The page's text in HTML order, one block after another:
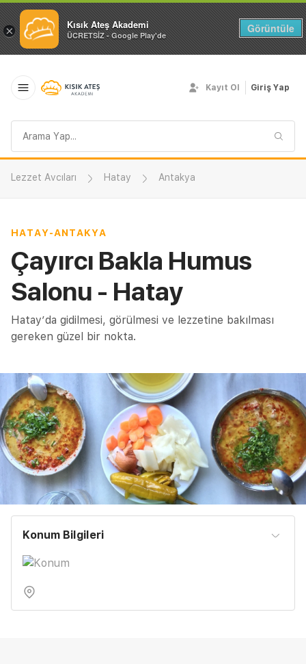
× Kısık Ateş Akademi
ÜCRETSİZ - Google Play'de
Görüntüle
sorgusu
Kayıt Ol Giriş Yap
Lezzet Avcıları Hatay Antakya
HATAY-ANTAKYA
Çayırcı Bakla Humus
Salonu - Hatay
Hatay’da gidilmesi, görülmesi ve lezzetine bakılması
gereken güzel bir nokta.
Konum Bilgileri